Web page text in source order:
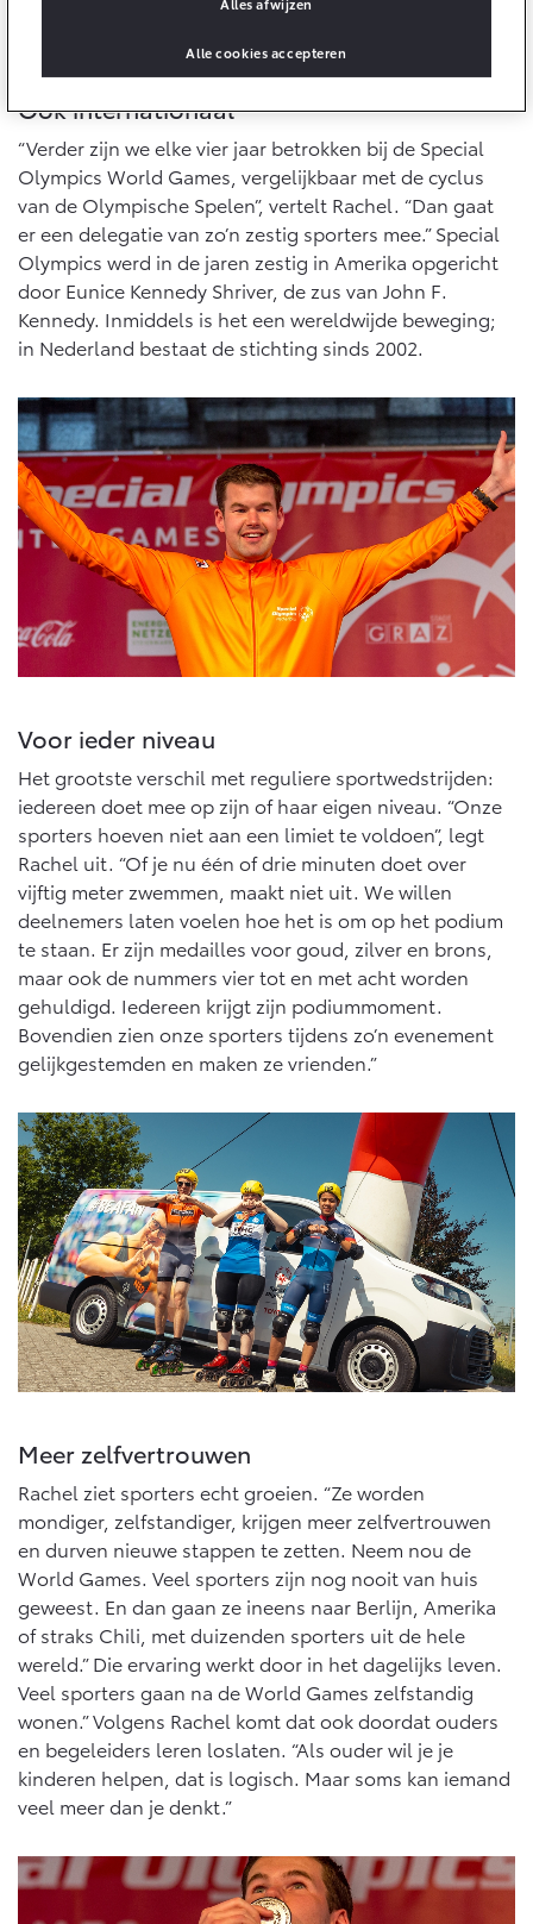
Toyota C-HR+
BATTERIJ-ELEKTRISCH
Vanaf € 37.995,-
PLUG-IN HYBRIDE
Vanaf € 49.995,-
bZ4X
BATTERIJ-ELEKTRISCH
Vanaf € 39.995,-
bZ4X Touring
BATTERIJ-ELEKTRISCH
Vanaf € 48.995,-
Mirai
Vanaf € 76.695,-
Proace City (excl. BTW)
Vanaf € 27.945,-
Proace (excl. BTW)
OOK ALS BATTERIJ-
ELEKTRISCH
Vanaf € 37.500,-
Proace Verso
BATTERIJ-ELEKTRISCH
Vanaf € 55.950,-
Proace Max (excl. BTW)
OOK ALS BATTERIJ-
ELEKTRISCH
Hilux (excl. BTW)
OOK ALS BATTERIJ-
ELEKTRISCH
Land Cruiser (excl. BTW)
Vanaf € 89.986,-
Connected
Connected Services
MyToyota login
MyToyota App
Abonnementen
Multimedia
Connected check
Navigatie updates
Ook internationaal
“Verder zijn we elke vier jaar betrokken bij de Special
Olympics World Games, vergelijkbaar met de cyclus
van de Olympische Spelen”, vertelt Rachel. “Dan gaat
er een delegatie van zo’n zestig sporters mee.” Special
Olympics werd in de jaren zestig in Amerika opgericht
door Eunice Kennedy Shriver, de zus van John F.
Kennedy. Inmiddels is het een wereldwijde beweging;
in Nederland bestaat de stichting sinds 2002.
Voor ieder niveau
Het grootste verschil met reguliere sportwedstrijden:
iedereen doet mee op zijn of haar eigen niveau. “Onze
sporters hoeven niet aan een limiet te voldoen”, legt
Rachel uit. “Of je nu één of drie minuten doet over
vijftig meter zwemmen, maakt niet uit. We willen
deelnemers laten voelen hoe het is om op het podium
te staan. Er zijn medailles voor goud, zilver en brons,
maar ook de nummers vier tot en met acht worden
gehuldigd. Iedereen krijgt zijn podiummoment.
Bovendien zien onze sporters tijdens zo’n evenement
gelijkgestemden en maken ze vrienden.”
Meer zelfvertrouwen
Rachel ziet sporters echt groeien. “Ze worden
mondiger, zelfstandiger, krijgen meer zelfvertrouwen
en durven nieuwe stappen te zetten. Neem nou de
World Games. Veel sporters zijn nog nooit van huis
geweest. En dan gaan ze ineens naar Berlijn, Amerika
of straks Chili, met duizenden sporters uit de hele
wereld.” Die ervaring werkt door in het dagelijks leven.
Veel sporters gaan na de World Games zelfstandig
wonen.” Volgens Rachel komt dat ook doordat ouders
en begeleiders leren loslaten. “Als ouder wil je je
kinderen helpen, dat is logisch. Maar soms kan iemand
veel meer dan je denkt.”
Alle cookies accepteren